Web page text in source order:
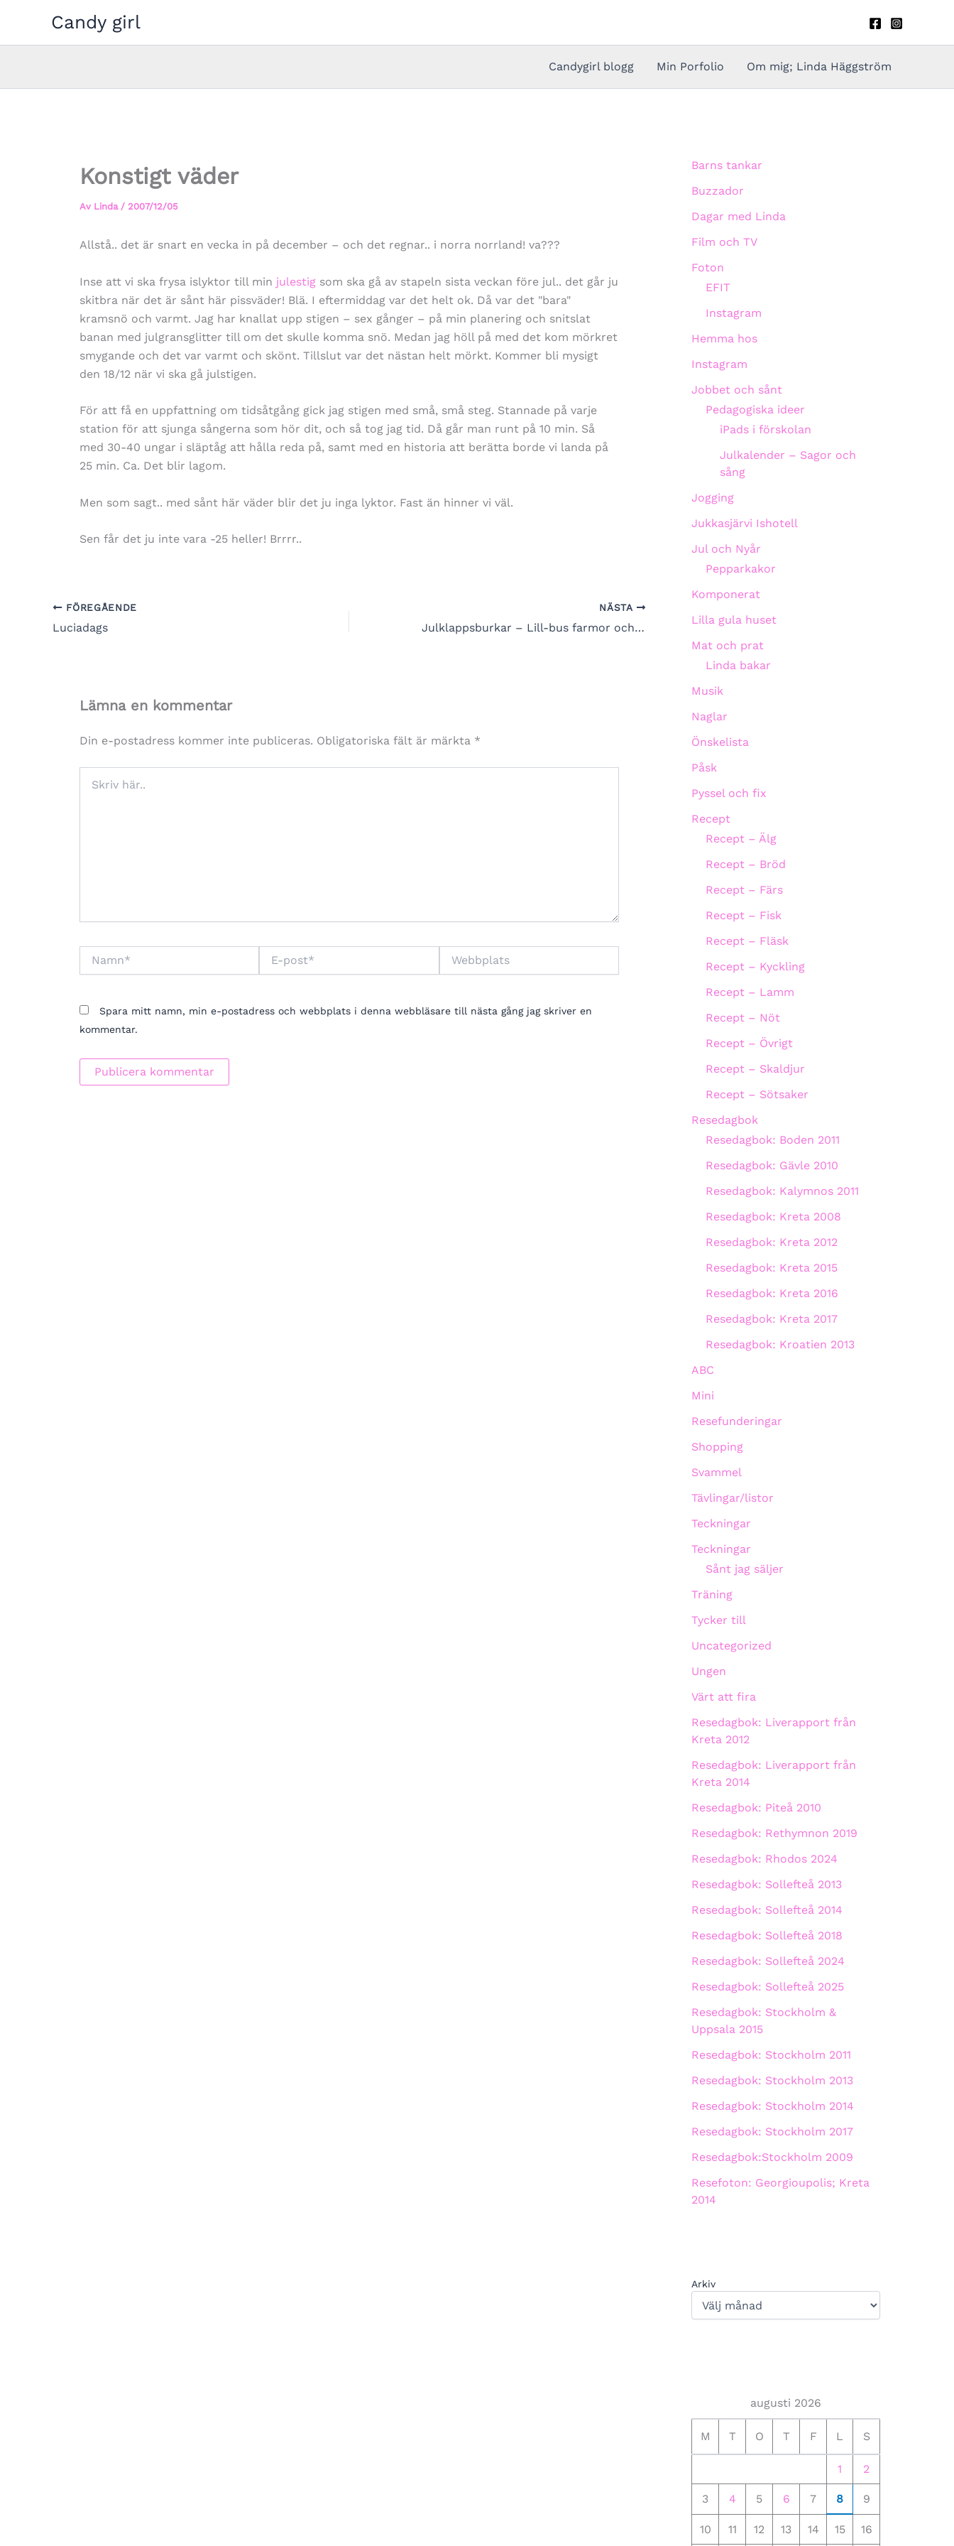
innehåll
Candy girl
Candygirl blogg Min Porfolio Om mig; Linda Häggström
Konstigt väder
Av Linda / 2007/12/05
Allstå.. det är snart en vecka in på december – och det regnar.. i norra norrland! va???
Inse att vi ska frysa islyktor till min julestig som ska gå av stapeln sista veckan före jul.. det går ju
skitbra när det är sånt här pissväder! Blä. I eftermiddag var det helt ok. Då var det "bara"
kramsnö och varmt. Jag har knallat upp stigen – sex gånger – på min planering och snitslat
banan med julgransglitter till om det skulle komma snö. Medan jag höll på med det kom mörkret
smygande och det var varmt och skönt. Tillslut var det nästan helt mörkt. Kommer bli mysigt
den 18/12 när vi ska gå julstigen.
För att få en uppfattning om tidsåtgång gick jag stigen med små, små steg. Stannade på varje
station för att sjunga sångerna som hör dit, och så tog jag tid. Då går man runt på 10 min. Så
med 30-40 ungar i släptåg att hålla reda på, samt med en historia att berätta borde vi landa på
25 min. Ca. Det blir lagom.
Men som sagt.. med sånt här väder blir det ju inga lyktor. Fast än hinner vi väl.
Sen får det ju inte vara -25 heller! Brrrr..
FÖREGÅENDE
Luciadags
NÄSTA
Julklappsburkar – Lill-bus farmor och mormor får blunda nu ;-)
Lämna en kommentar
Din e-postadress kommer inte publiceras. Obligatoriska fält är märkta *
här..
post*
Spara mitt namn, min e-postadress och webbplats i denna webbläsare till nästa gång jag skriver en
kommentar.
Barns tankar
Buzzador
Dagar med Linda
Film och TV
Foton
EFIT
Instagram
Hemma hos
Instagram
Jobbet och sånt
Pedagogiska ideer
iPads i förskolan
Julkalender – Sagor och
sång
Jogging
Jukkasjärvi Ishotell
Jul och Nyår
Pepparkakor
Komponerat
Lilla gula huset
Mat och prat
Linda bakar
Musik
Naglar
Önskelista
Påsk
Pyssel och fix
Recept
Recept – Älg
Recept – Bröd
Recept – Färs
Recept – Fisk
Recept – Fläsk
Recept – Kyckling
Recept – Lamm
Recept – Nöt
Recept – Övrigt
Recept – Skaldjur
Recept – Sötsaker
Resedagbok
Resedagbok: Boden 2011
Resedagbok: Gävle 2010
Resedagbok: Kalymnos 2011
Resedagbok: Kreta 2008
Resedagbok: Kreta 2012
Resedagbok: Kreta 2015
Resedagbok: Kreta 2016
Resedagbok: Kreta 2017
Resedagbok: Kroatien 2013
ABC
Mini
Resefunderingar
Shopping
Svammel
Tävlingar/listor
Teckningar
Teckningar
Sånt jag säljer
Träning
Tycker till
Uncategorized
Ungen
Värt att fira
Resedagbok: Liverapport från
Kreta 2012
Resedagbok: Liverapport från
Kreta 2014
Resedagbok: Piteå 2010
Resedagbok: Rethymnon 2019
Resedagbok: Rhodos 2024
Resedagbok: Sollefteå 2013
Resedagbok: Sollefteå 2014
Resedagbok: Sollefteå 2018
Resedagbok: Sollefteå 2024
Resedagbok: Sollefteå 2025
Resedagbok: Stockholm &
Uppsala 2015
Resedagbok: Stockholm 2011
Resedagbok: Stockholm 2013
Resedagbok: Stockholm 2014
Resedagbok: Stockholm 2017
Resedagbok:Stockholm 2009
Resefoton: Georgioupolis; Kreta
2014
Arkiv
augusti 2026
M T O T F L S
1 2
3 4 5 6 7 8 9
10 11 12 13 14 15 16